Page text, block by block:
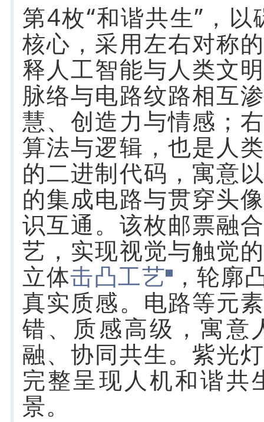
第4枚“和谐共生”，
核心，采用左右对称
释人工智能与人类文
脉络与电路纹路相互
慧、创造力与情感；
算法与逻辑，也是人
的二进制代码，寓意
的集成电路与贯穿头
识互通。该枚邮票融
艺，实现视觉与触觉
立体击凸工艺 ，轮廓
真实质感。电路等元
错、质感高级，寓意
融、协同共生。紫光
完整呈现人机和谐共
景。